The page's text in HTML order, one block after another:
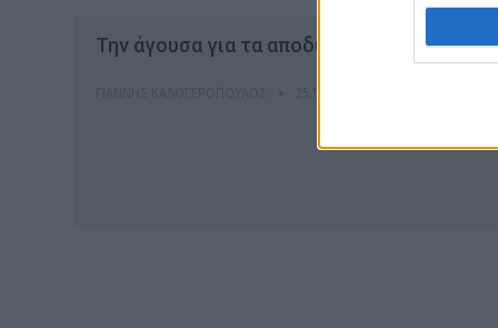
Την άγουσα για τα αποδυτήρια παίρνει το